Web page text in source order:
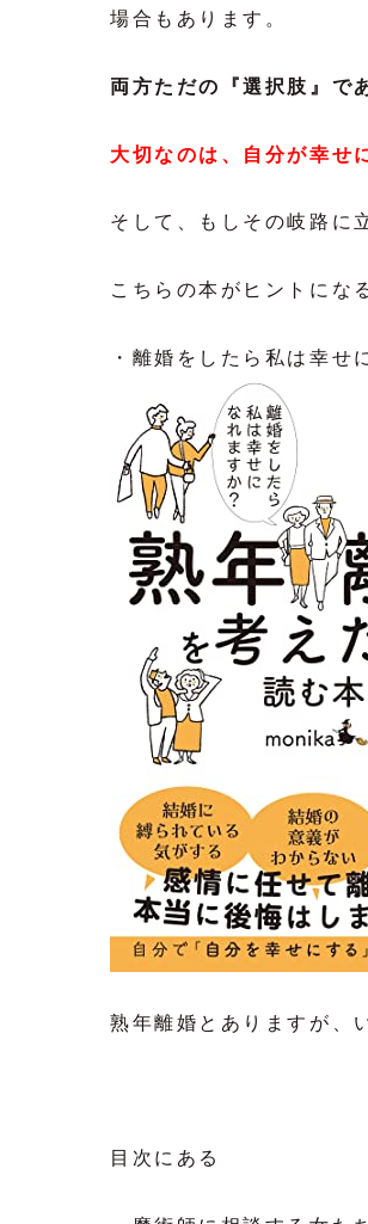
場合もあります。
両方ただの『選択肢』で
大切なのは、自分が幸せ
そして、もしその岐路に
こちらの本がヒントにな
・離婚をしたら私は幸せ
熟年離婚とありますが、
目次にある